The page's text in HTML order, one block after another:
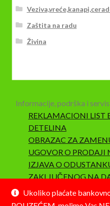
Ukoliko plaćate
Zaštita na radu
Živina
Informacije, podrška i
REKLAMACIONI LIST
DETELINA
OBRAZAC ZA
UGOVOR O PRODAJI
IZJAVA O
ZAKLJUČENOG NA
SAOBRAZNOST I